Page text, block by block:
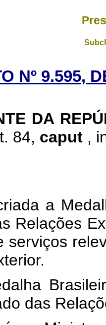
Nº 9.595,
DA
84, caput ,
a
Relações
serviços
das